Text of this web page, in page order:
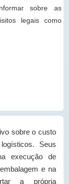
sobre as
legais como
sobre o custo
Seus
execução de
e na
a própria